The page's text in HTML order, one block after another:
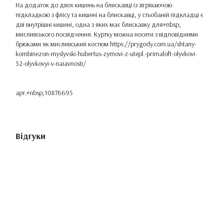
На додаток до двох кишень на блискавці із зігріваючою
підкладкою з флісу та кишені на блискавці, у стьобаній підкладці є
дві внутрішні кишені, одна з яких має блискавку для#nbsp;
мисливського посвідчення. Куртку можна носити з відповідними
брюками як мисливський костюм https://prygody.com.ua/shtany-
kombinezon-myslyvski-hubertus-zymovi-z-utepl.-primaloft-olyvkovi-
52-olyvkovyi-v-naiavnosti/
арт.#nbsp;10876695
Відгуки